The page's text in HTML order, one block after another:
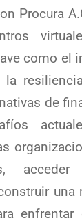
Procura
como el
la
de
una